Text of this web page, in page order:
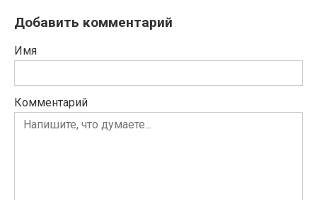
Добавить комментарий
Имя
Комментарий